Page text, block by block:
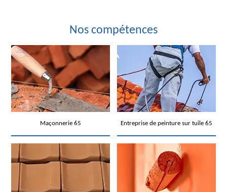
Nos compétences
Maçonnerie 65 Entreprise de peinture sur tuile 65